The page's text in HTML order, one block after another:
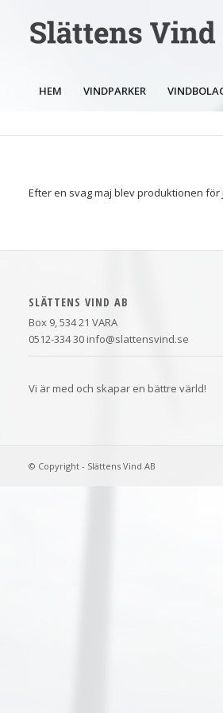
HEM VINDPARKER
Efter en svag maj blev produktionen
SLÄTTENS VIND AB
Box 9, 534 21 VARA
0512-334 30 info@slattensvind.se
Vi är med och skapar en bättre värld!
© Copyright - Slättens Vind AB